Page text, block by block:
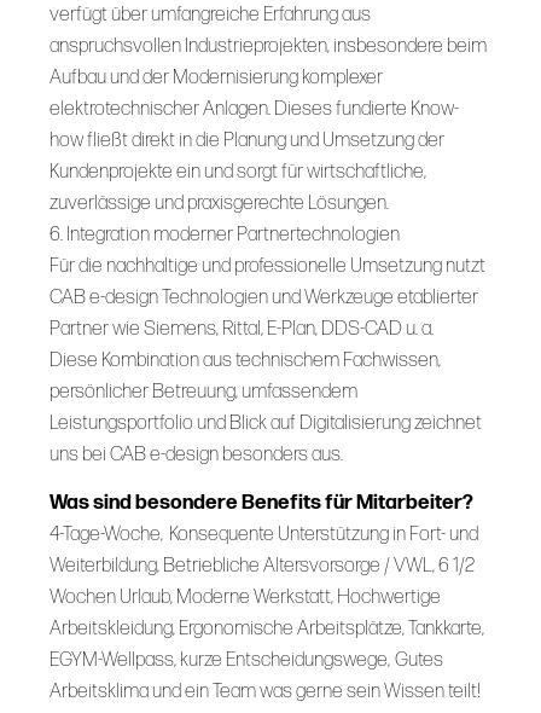
verfügt über umfangreiche Erfahrung aus
anspruchsvollen Industrieprojekten, insbesondere beim
Aufbau und der Modernisierung komplexer
elektrotechnischer Anlagen. Dieses fundierte Know-
how fließt direkt in die Planung und Umsetzung der
Kundenprojekte ein und sorgt für wirtschaftliche,
zuverlässige und praxisgerechte Lösungen.
6. Integration moderner Partnertechnologien
Für die nachhaltige und professionelle Umsetzung nutzt
CAB e-design Technologien und Werkzeuge etablierter
Partner wie Siemens, Rittal, E-Plan, DDS-CAD u. a.
Diese Kombination aus technischem Fachwissen,
persönlicher Betreuung, umfassendem
Leistungsportfolio und Blick auf Digitalisierung zeichnet
uns bei CAB e-design besonders aus.
Was sind besondere Benefits für Mitarbeiter?
4-Tage-Woche, Konsequente Unterstützung in Fort- und
Weiterbildung, Betriebliche Altersvorsorge / VWL, 6 1/2
Wochen Urlaub, Moderne Werkstatt, Hochwertige
Arbeitskleidung, Ergonomische Arbeitsplätze, Tankkarte,
EGYM-Wellpass, kurze Entscheidungswege, Gutes
Arbeitsklima und ein Team was gerne sein Wissen teilt!